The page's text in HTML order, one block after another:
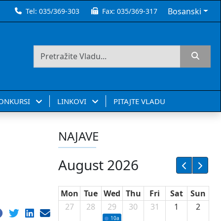
Tel:035/369-303 Fax:035/369-317 Bosanski
LINKOVI PITAJTE VLADU
NAJAVE
August 2026
Mon Tue Wed Thu Fri Sat
Sun
27
28 29
10a Potpisivanje ugovora sa neprofitnim
30 31 1 2